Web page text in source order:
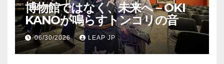
博物館ではなく、未来へ – OKI
KANOが鳴らすトンコリの音
06/30/2026 LEAP JP